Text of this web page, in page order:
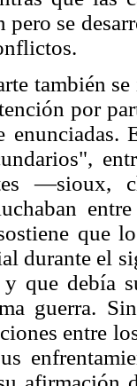
pero se
también
por
enunciadas.
—sioux,
que
durante el
que debía
guerra.
entre